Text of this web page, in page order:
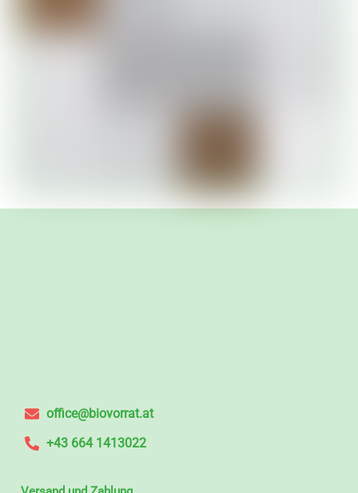
office@biovorrat.at
+43 664 1413022